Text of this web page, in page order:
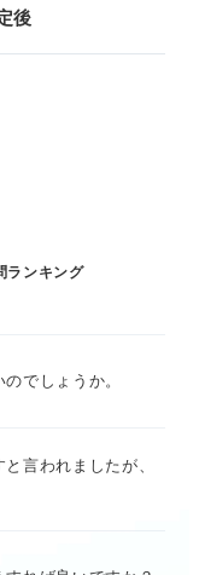
後
ランキング
でしょうか。
言われましたが、